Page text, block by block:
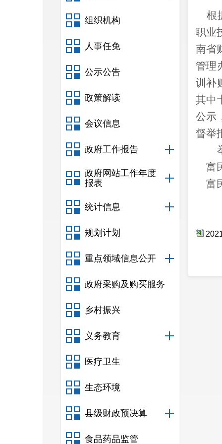
组织机构
人事任免
公示公告
政策解读
会议信息
政府工作报告
政府网站工作年度
报表
统计信息
规划计划
重点领域信息公开
政府采购及购买服务
乡村振兴
义务教育
医疗卫生
生态环境
县级财政预决算
食品药品监管
根
职业
南省
管理
训补
其中
公示
督举
富
富